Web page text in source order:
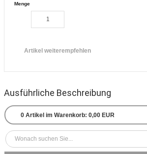
Menge
Artikel weiterempfehlen
Ausführliche Beschreibung
0 Artikel im Warenkorb: 0,00 EUR